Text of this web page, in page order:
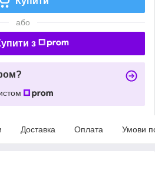
або
з
Доставка Оплата Умови